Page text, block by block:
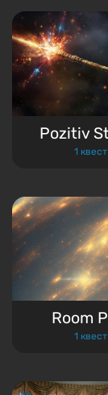
Pozitiv
1 квест
Room
1 квест